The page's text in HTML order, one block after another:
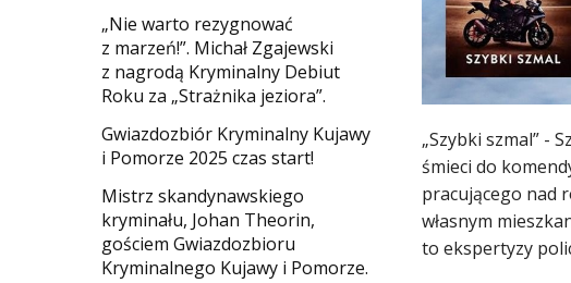
„Nie warto rezygnować
z marzeń!”. Michał Zgajewski
z nagrodą Kryminalny Debiut
Roku za „Strażnika jeziora”.
Gwiazdozbiór Kryminalny Kujawy
i Pomorze 2025 czas start!
Mistrz skandynawskiego
kryminału, Johan Theorin,
gościem Gwiazdozbioru
Kryminalnego Kujawy i Pomorze.
„Szybki szmal” -
śmieci do
pracującego nad
własnym
to ekspertyzy